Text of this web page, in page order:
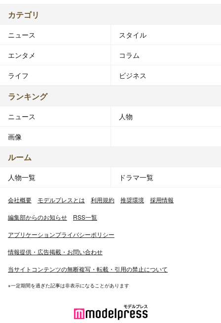
カテゴリ
ニュース スタイル
エンタメ コラム
ライフ ビジネス
ランキング
ニュース 人物
画像
ルーム
人物一覧 ドラマ一覧
会社概要 モデルプレスとは 利用規約 推奨環境 採用情報
編集部からのお知らせ RSS一覧
アプリケーションプライバシーポリシー
情報提供・広告掲載・お問い合わせ
当サイトコンテンツの無断複写・転載・引用の禁止について
※一定期間を過ぎた記事は非表示になることがあります